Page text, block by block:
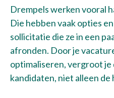
Drempels werken vooral
Die hebben vaak opties
sollicitatie die ze in een
afronden. Door je
optimaliseren, vergroot je
kandidaten, niet alleen de